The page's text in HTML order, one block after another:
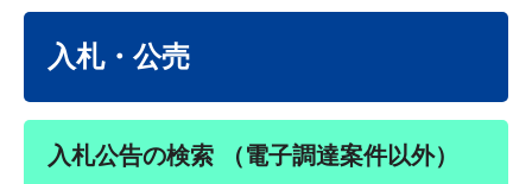
入札・公売
入札公告の検索 （電子調達案件以外）